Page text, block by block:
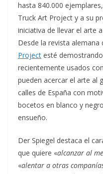
hasta 840.000
Truck Art Project y a su
iniciativa de llevar el arte
Desde la revista alemana
Project esté
recientemente usados
pueden acercar el arte al
calles de España con
bocetos en blanco y
ensueño.
Der Spiegel destaca el
que quiere «alcanzar al
«alentar a otras